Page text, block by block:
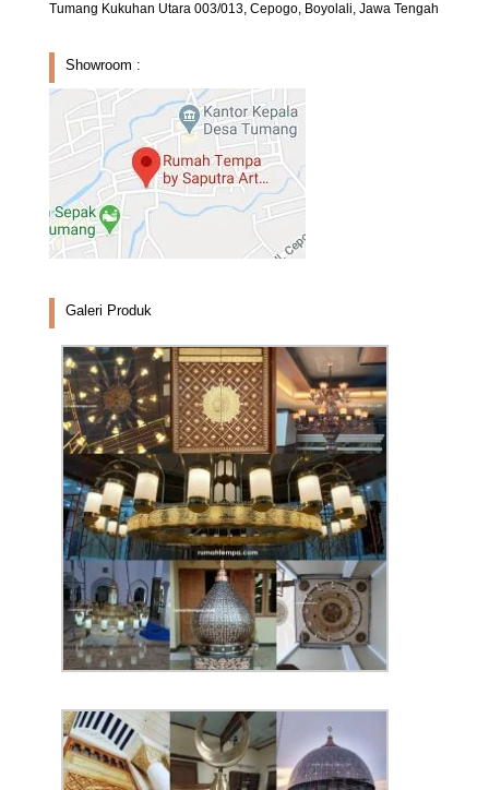
Tumang Kukuhan Utara 003/013, Cepogo, Boyolali, Jawa Tengah
Showroom :
Galeri Produk